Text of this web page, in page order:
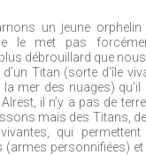
un jeune orphelin
le met pas
débrouillard que
Titan (sorte d’île
mer des nuages) qu’il
il n’y a pas de
mais des Titans,
qui permettent
(armes personnifiées)